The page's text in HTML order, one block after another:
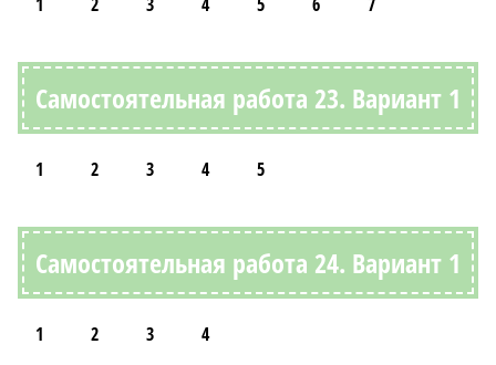
Самостоятельная работа 23. Вариант 1
1 2 3 4 5
Самостоятельная работа 24. Вариант 1
1 2 3 4